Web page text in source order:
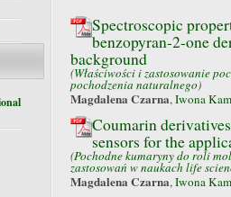
Spectroscopic
benzopyran-2-one
background
(Właściwości i zastosowanie
pochodzenia naturalnego)
Magdalena Czarna,Iwona
Coumarin
sensors for the
(Pochodne kumaryny do roli
zastosowań w naukach life
Magdalena Czarna,Iwona